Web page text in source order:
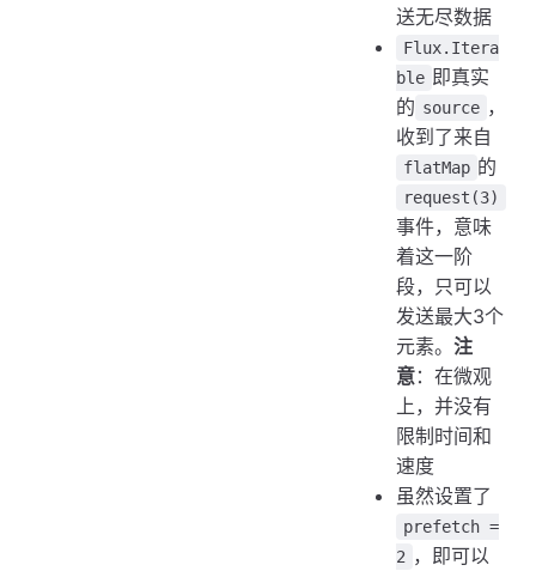
送无尽数据
Flux.Itera
ble 即真实
的 source ，
收到了来自
flatMap 的
request(3)
事件，意味
着这一阶
段，只可以
发送最大3个
元素。注
意：在微观
上，并没有
限制时间和
速度
虽然设置了
prefetch =
2 ，即可以